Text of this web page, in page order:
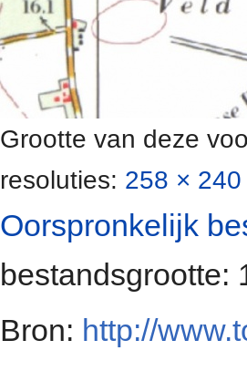
Grootte van deze
resoluties: 258 ×
Oorspronkelijk
bestandsgrootte:
Bron: http://